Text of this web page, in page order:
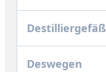
Destilliergefäß
Deswegen